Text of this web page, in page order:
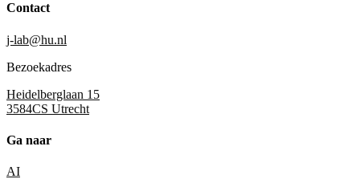
Contact
j-lab@hu.nl
Bezoekadres
Heidelberglaan 15
3584CS Utrecht
Ga naar
AI